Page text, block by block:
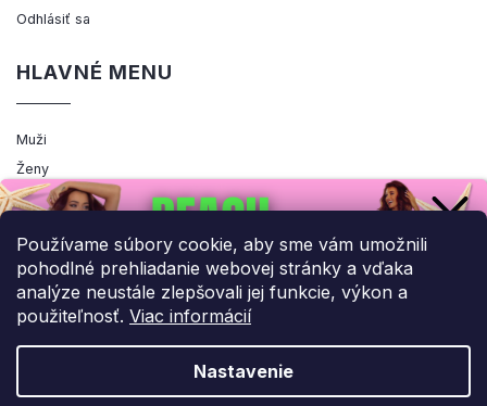
Používame súbory cookie, aby sme vám umožnili
pohodlné prehliadanie webovej stránky a vďaka
analýze neustále zlepšovali jej funkcie, výkon a
použiteľnosť. Viac informácií
Nastavenie
Odhlásiť sa
HLAVNÉ MENU
Muži
Ženy
Výpredaj
Copyright 2026ENEMIQ.SK. Všetky práva vyhradené.